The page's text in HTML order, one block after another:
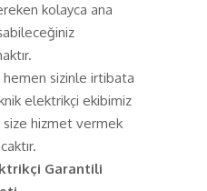
kolayca ana
hemen sizinle irtibata
elektrikçi ekibimiz
size hizmet vermek
Garantili